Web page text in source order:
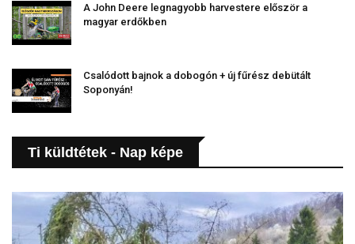
A John Deere legnagyobb harvestere először a
magyar erdőkben
Csalódott bajnok a dobogón + új fűrész debütált
Soponyán!
Ti küldtétek - Nap képe